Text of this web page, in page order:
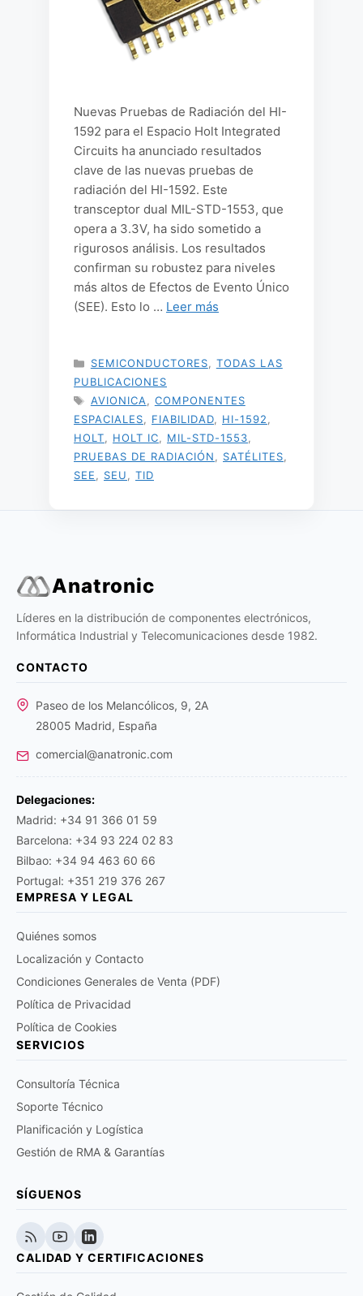
Nuevas Pruebas de Radiación del HI-
1592 para el Espacio Holt Integrated
Circuits ha anunciado resultados
clave de las nuevas pruebas de
radiación del HI-1592. Este
transceptor dual MIL-STD-1553, que
opera a 3.3V, ha sido sometido a
rigurosos análisis. Los resultados
confirman su robustez para niveles
más altos de Efectos de Evento Único
(SEE). Esto lo … Leer más
CATEGORÍAS
SEMICONDUCTORES
TODAS LAS
PUBLICACIONES
ETIQUETAS
AVIONICA
COMPONENTES
ESPACIALES
FIABILIDAD HI-1592
HOLT
HOLT IC MIL-STD-1553
PRUEBAS DE RADIACIÓN
SATÉLITES
SEE
SEU TID
Anatronic
Líderes en la distribución de componentes electrónicos,
Informática Industrial y Telecomunicaciones desde 1982.
CONTACTO
Paseo de los Melancólicos, 9, 2A
28005 Madrid, España
comercial@anatronic.com
Delegaciones:
Madrid: +34 91 366 01 59
Barcelona: +34 93 224 02 83
Bilbao: +34 94 463 60 66
Portugal: +351 219 376 267
EMPRESA Y LEGAL
Quiénes somos
Localización y Contacto
Condiciones Generales de Venta (PDF)
Política de Privacidad
Política de Cookies
SERVICIOS
Consultoría Técnica
Soporte Técnico
Planificación y Logística
Gestión de RMA & Garantías
SÍGUENOS
CALIDAD Y CERTIFICACIONES